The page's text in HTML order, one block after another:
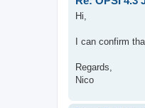
Hi,
I can confirm
Regards,
Nico